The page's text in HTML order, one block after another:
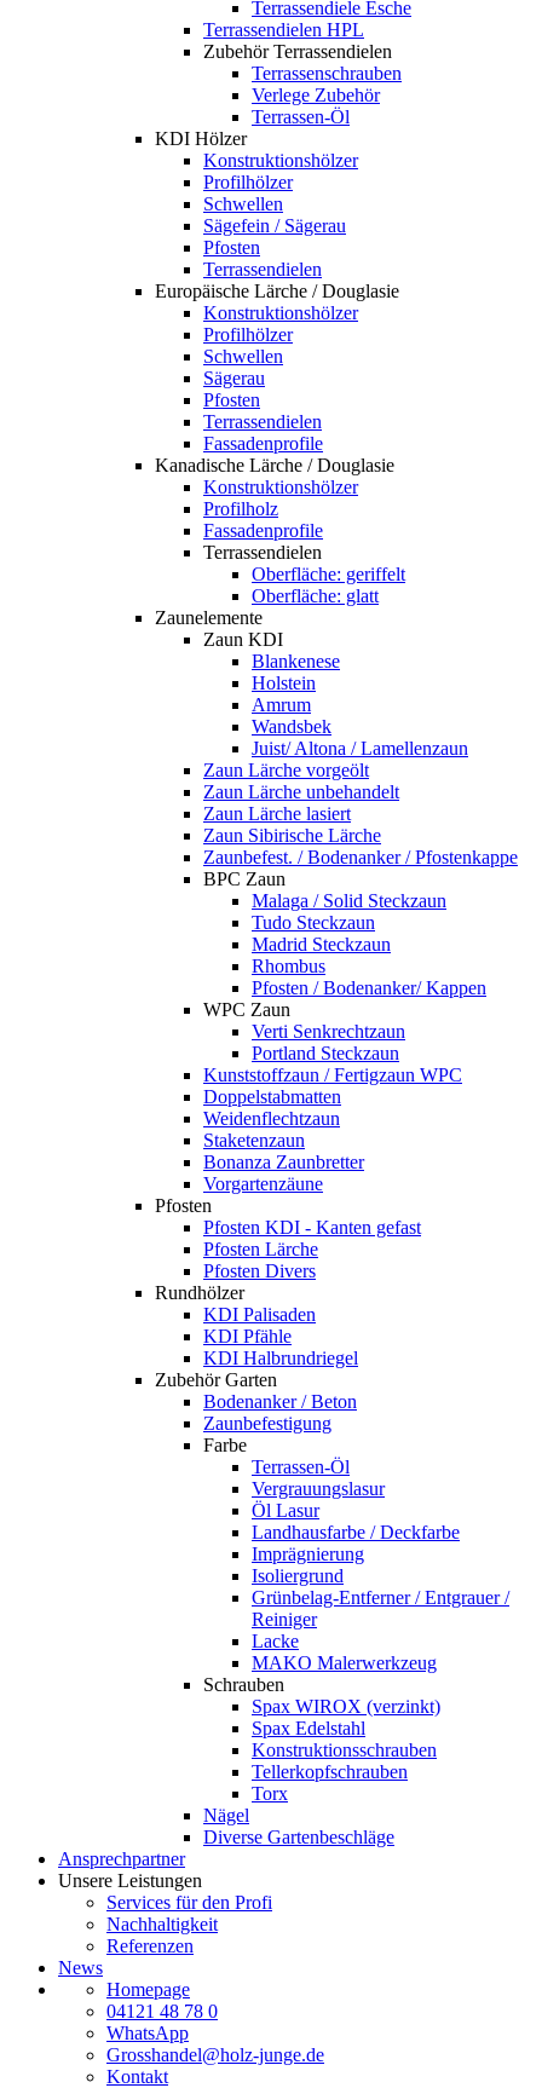
Terrassendiele Esche
Terrassendielen HPL
Zubehör Terrassendielen
Terrassenschrauben
Verlege Zubehör
Terrassen-Öl
KDI Hölzer
Konstruktionshölzer
Profilhölzer
Schwellen
Sägefein / Sägerau
Pfosten
Terrassendielen
Europäische Lärche / Douglasie
Konstruktionshölzer
Profilhölzer
Schwellen
Sägerau
Pfosten
Terrassendielen
Fassadenprofile
Kanadische Lärche / Douglasie
Konstruktionshölzer
Profilholz
Fassadenprofile
Terrassendielen
Oberfläche: geriffelt
Oberfläche: glatt
Zaunelemente
Zaun KDI
Blankenese
Holstein
Amrum
Wandsbek
Juist/ Altona / Lamellenzaun
Zaun Lärche vorgeölt
Zaun Lärche unbehandelt
Zaun Lärche lasiert
Zaun Sibirische Lärche
Zaunbefest. / Bodenanker / Pfostenkappe
BPC Zaun
Malaga / Solid Steckzaun
Tudo Steckzaun
Madrid Steckzaun
Rhombus
Pfosten / Bodenanker/ Kappen
WPC Zaun
Verti Senkrechtzaun
Portland Steckzaun
Kunststoffzaun / Fertigzaun WPC
Doppelstabmatten
Weidenflechtzaun
Staketenzaun
Bonanza Zaunbretter
Vorgartenzäune
Pfosten
Pfosten KDI - Kanten gefast
Pfosten Lärche
Pfosten Divers
Rundhölzer
KDI Palisaden
KDI Pfähle
KDI Halbrundriegel
Zubehör Garten
Bodenanker / Beton
Zaunbefestigung
Farbe
Terrassen-Öl
Vergrauungslasur
Öl Lasur
Landhausfarbe / Deckfarbe
Imprägnierung
Isoliergrund
Grünbelag-Entferner / Entgrauer /
Reiniger
Lacke
MAKO Malerwerkzeug
Schrauben
Spax WIROX (verzinkt)
Spax Edelstahl
Konstruktionsschrauben
Tellerkopfschrauben
Torx
Nägel
Diverse Gartenbeschläge
Ansprechpartner
Unsere Leistungen
Services für den Profi
Nachhaltigkeit
Referenzen
News
Homepage
04121 48 78 0
WhatsApp
Grosshandel@holz-junge.de
Kontakt